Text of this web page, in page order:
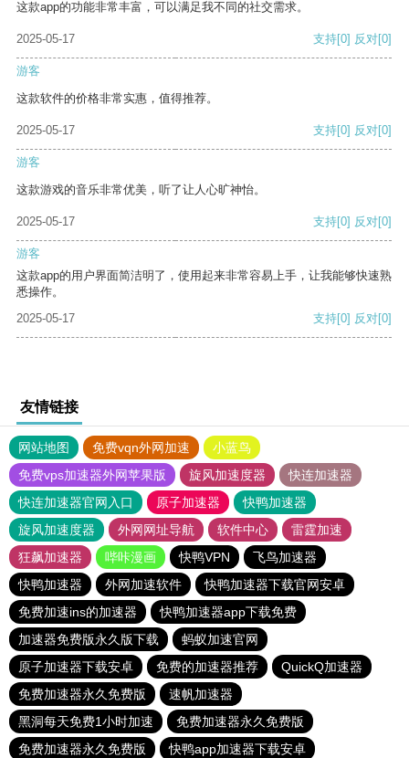
这款app的功能非常丰富，可以满足我不同的社交需求。
2025-05-17 支持[0] 反对[0]
游客
这款软件的价格非常实惠，值得推荐。
2025-05-17 支持[0] 反对[0]
游客
这款游戏的音乐非常优美，听了让人心旷神怡。
2025-05-17 支持[0] 反对[0]
游客
这款app的用户界面简洁明了，使用起来非常容易上手，让我能够快速熟
悉操作。
2025-05-17
支持[0] 反对[0]
友情链接
网站地图 免费vqn外网加速
小蓝鸟
免费vps加速器外网苹果版
旋风加速度器
快连加速器
快连加速器官网入口
原子加速器
快鸭加速器
旋风加速度器
外网网址导航 软件中心
雷霆加速
狂飙加速器
哔咔漫画 快鸭VPN
飞鸟加速器
快鸭加速器
外网加速软件
快鸭加速器下载官网安卓
免费加速ins的加速器
快鸭加速器app下载免费
加速器免费版永久版下载
蚂蚁加速官网
原子加速器下载安卓
免费的加速器推荐
QuickQ加速器
免费加速器永久免费版
速帆加速器
黑洞每天免费1小时加速
免费加速器永久免费版
免费加速器永久免费版
快鸭app加速器下载安卓